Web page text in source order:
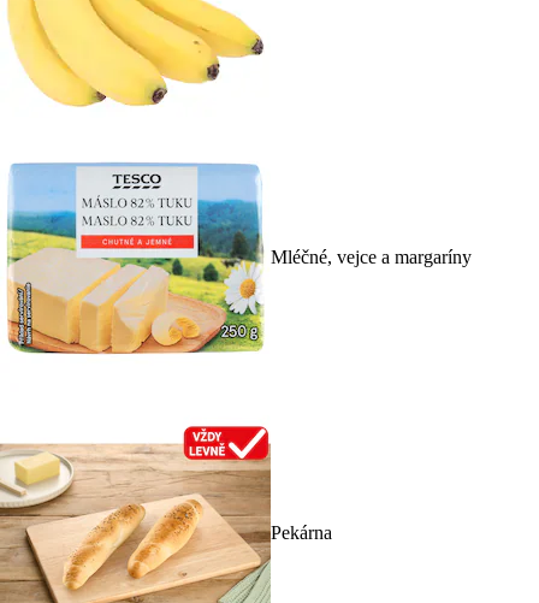
Mléčné, vejce a margaríny
Pekárna